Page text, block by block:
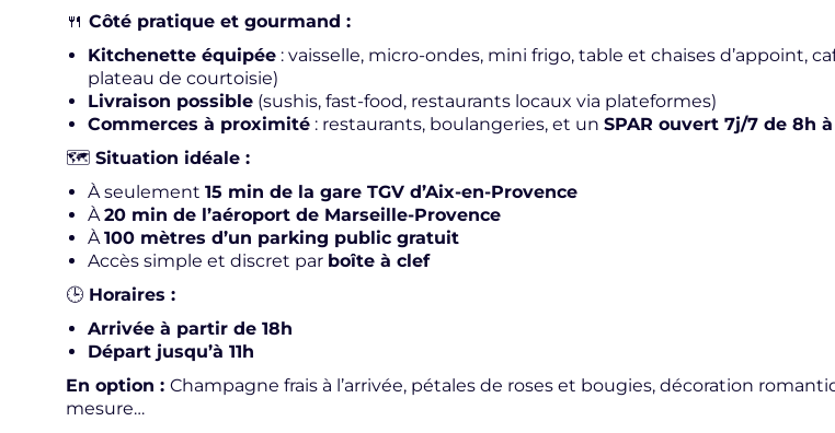
🍴 Côté pratique et gourmand :
Kitchenette équipée : vaisselle, micro-ondes, mini frigo, table et chaises d’appoint,
plateau de courtoisie)
Livraison possible (sushis, fast-food, restaurants locaux via plateformes)
Commerces à proximité : restaurants, boulangeries, et un SPAR ouvert 7j/7 de 8h
🗺️ Situation idéale :
À seulement 15 min de la gare TGV d’Aix-en-Provence
À20 min de l’aéroport de Marseille-Provence
À100 mètres d’un parking public gratuit
Accès simple et discret par boîte à clef
🕒 Horaires :
Arrivée à partir de 18h
Départ jusqu’à 11h
En option : Champagne frais à l’arrivée, pétales de roses et bougies, décoration
mesure…